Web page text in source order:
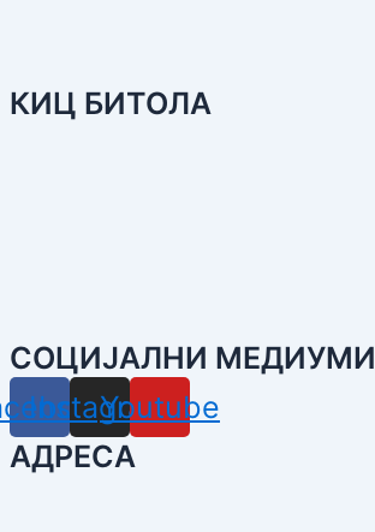
КИЦ БИТОЛА
СОЦИЈАЛНИ МЕДИУМИ
Instagram
Youtube
АДРЕСА